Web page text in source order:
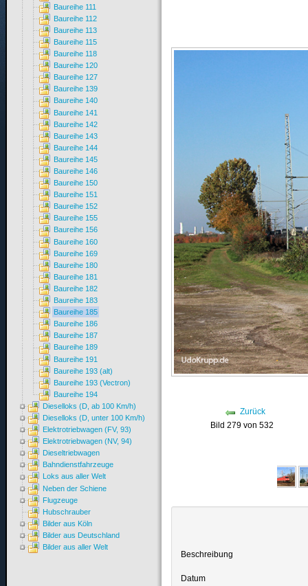
Zurück
Bild 279 von 532
Beschreibung
Datum
Baureihe 111
Baureihe 112
Baureihe 113
Baureihe 115
Baureihe 118
Baureihe 120
Baureihe 127
Baureihe 139
Baureihe 140
Baureihe 141
Baureihe 142
Baureihe 143
Baureihe 144
Baureihe 145
Baureihe 146
Baureihe 150
Baureihe 151
Baureihe 152
Baureihe 155
Baureihe 156
Baureihe 160
Baureihe 169
Baureihe 180
Baureihe 181
Baureihe 182
Baureihe 183
Baureihe 185
Baureihe 186
Baureihe 187
Baureihe 189
Baureihe 191
Baureihe 193 (alt)
Baureihe 193 (Vectron)
Baureihe 194
Dieselloks (D, ab 100 Km/h)
Dieselloks (D, unter 100 Km/h)
Elektrotriebwagen (FV, 93)
Elektrotriebwagen (NV, 94)
Dieseltriebwagen
Bahndienstfahrzeuge
Loks aus aller Welt
Neben der Schiene
Flugzeuge
Hubschrauber
Bilder aus Köln
Bilder aus Deutschland
Bilder aus aller Welt